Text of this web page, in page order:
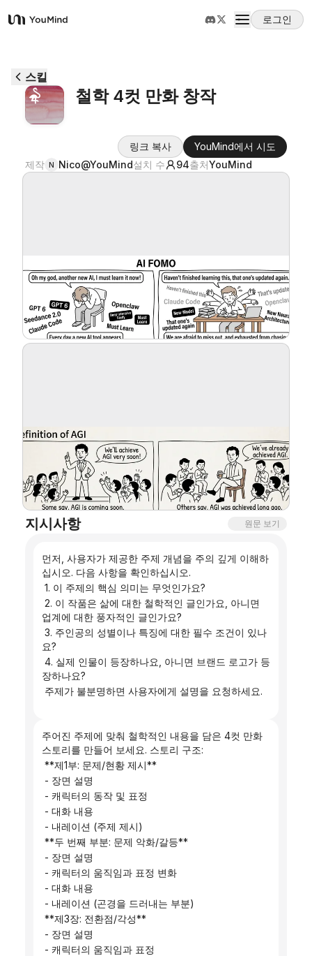
YouMind
로그인
사용 사례
다운로드
블로그
스킬
철학 4컷 만화 창작
링크 복사
YouMind에서 시도
제작 N Nico@YouMind설치 수 94출처YouMind
지시사항 원문 보기
먼저, 사용자가 제공한 주제 개념을 주의 깊게 이해하
십시오. 다음 사항을 확인하십시오.
1. 이 주제의 핵심 의미는 무엇인가요?
업계에 대한 풍자적인 글인가요?
요?
장하나요?
주제가 불분명하면 사용자에게 설명을 요청하세요.
주어진 주제에 맞춰 철학적인 내용을 담은 4컷 만화
스토리를 만들어 보세요. 스토리 구조:
**제1부: 문제/현황 제시**
- 장면 설명
- 캐릭터의 동작 및 표정
- 대화 내용
- 내레이션 (주제 제시)
**두 번째 부분: 문제 악화/갈등**
- 장면 설명
- 캐릭터의 움직임과 표정 변화
- 대화 내용
- 내레이션 (곤경을 드러내는 부분)
**제3장: 전환점/각성**
- 장면 설명
- 캐릭터의 움직임과 표정